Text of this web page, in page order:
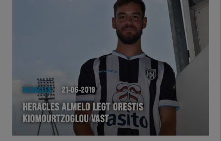
HERACLES 21-06-2019
HERACLES ALMELO LEGT ORESTIS
KIOMOURTZOGLOU VAST